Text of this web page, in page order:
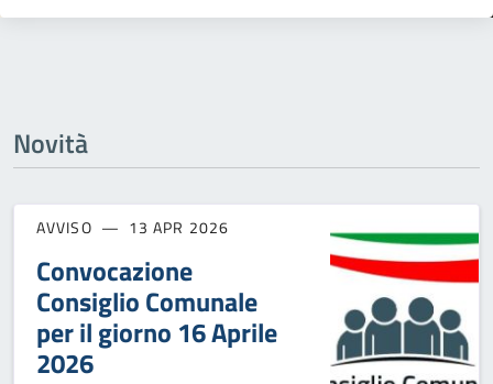
Novità
AVVISO 13 APR 2026
Convocazione
Consiglio Comunale
per il giorno 16 Aprile
2026